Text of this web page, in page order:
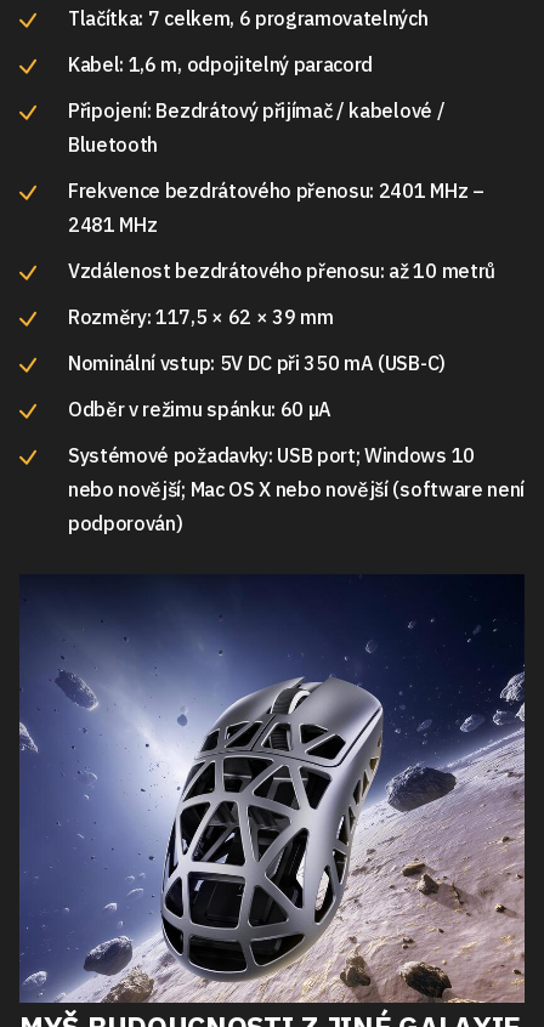
Tlačítka: 7 celkem, 6 programovatelných
Kabel: 1,6 m, odpojitelný paracord
Připojení: Bezdrátový přijímač / kabelové /
Bluetooth
Frekvence bezdrátového přenosu: 2401 MHz –
2481 MHz
Vzdálenost bezdrátového přenosu: až 10 metrů
Rozměry: 117,5 × 62 × 39 mm
Nominální vstup: 5V DC při 350 mA (USB-C)
Odběr v režimu spánku: 60 µA
Systémové požadavky: USB port; Windows 10
nebo novější; Mac OS X nebo novější (software není
podporován)